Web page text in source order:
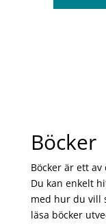
Böcker
Böcker är ett
Du kan enkelt
med hur du vill
läsa böcker